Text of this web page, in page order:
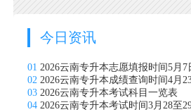
今日资讯
01 2026云南专升本志愿填报时间5月7
02 2026云南专升本成绩查询时间4月
03 2026云南专升本考试科目一览表
04 2026云南专升本考试时间3月28至